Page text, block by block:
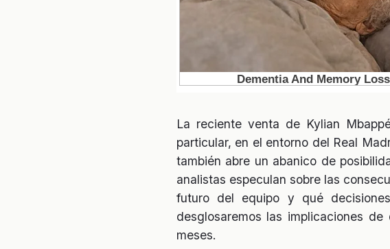
La reciente venta de Kylian
particular, en el entorno del Real
también abre un abanico de
analistas especulan sobre las
futuro del equipo y qué
desglosaremos las implicaciones
meses.